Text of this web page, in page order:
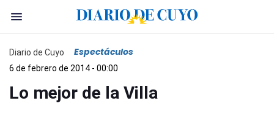
Diario de Cuyo Espectáculos
6 de febrero de 2014 - 00:00
Lo mejor de la Villa